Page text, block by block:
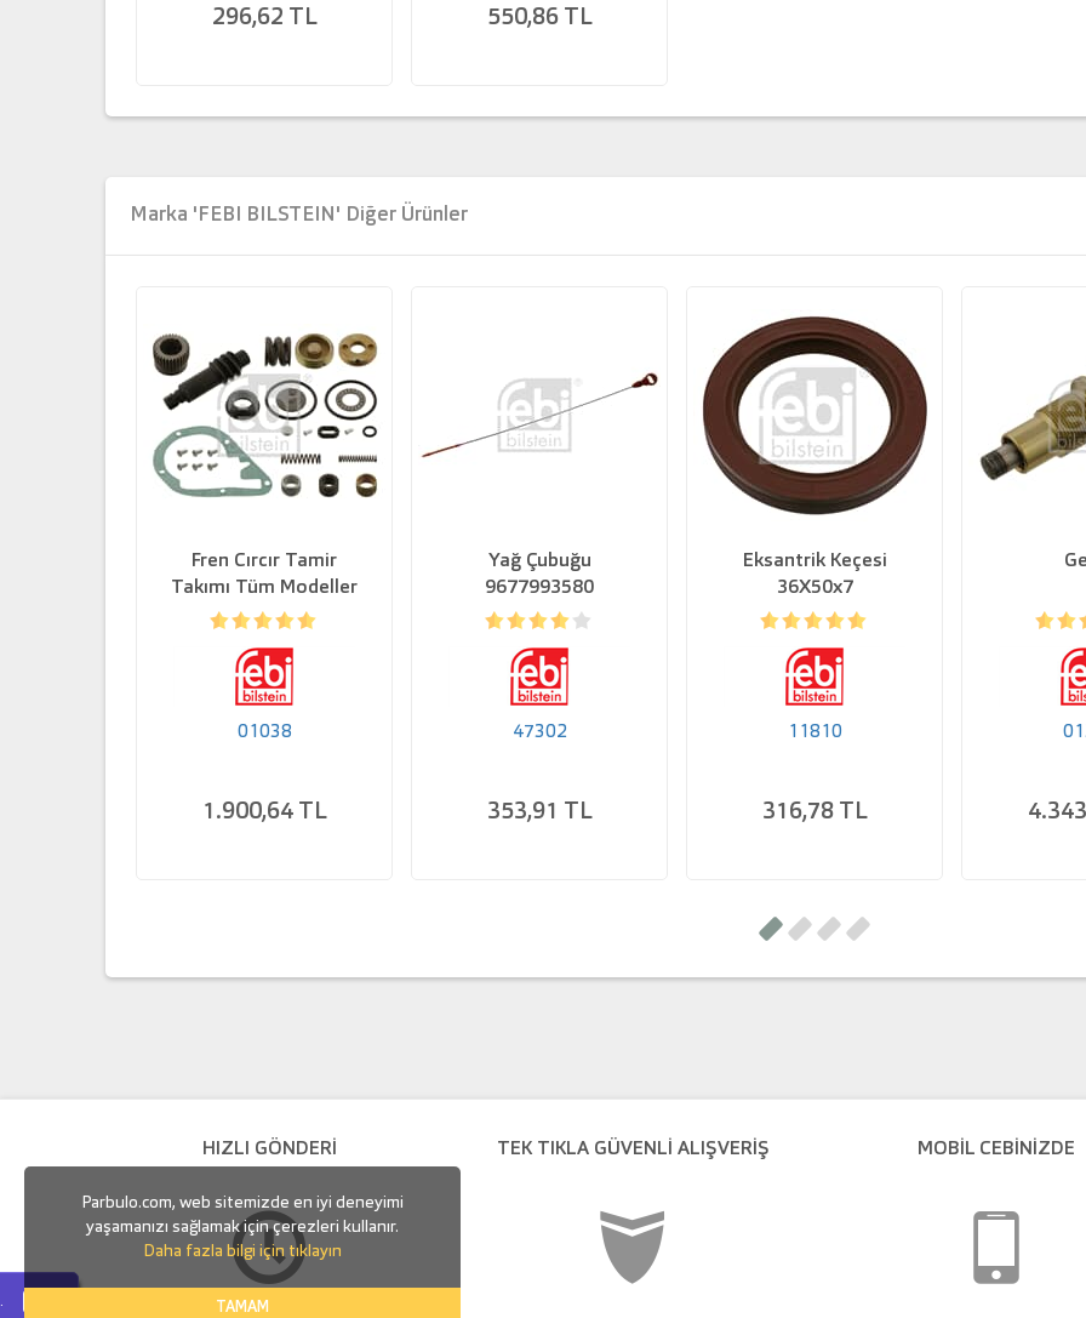
296,62 TL 550,86 TL
Marka 'FEBI BILSTEIN' Diğer Ürünler
Fren Cırcır Tamir
Takımı Tüm Modeller
01038
1.900,64 TL
Yağ Çubuğu
9677993580
47302
353,91 TL
Eksantrik Keçesi
36X50x7
11810
316,78 TL
HIZLI GÖNDERİ TEK TIKLA GÜVENLI ALIŞVERIŞ MOBİL CEBİNİZDE
Parbulo.com, web sitemizde en iyi deneyimi
yaşamanızı sağlamak için çerezleri kullanır.
Daha fazla bilgi için tıklayın
TAMAM